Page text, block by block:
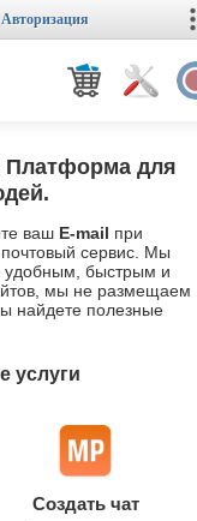
Авторизация
Платформа для
ваш E-mail при
почтовый сервис. Мы
удобным, быстрым и
мы не размещаем
найдете полезные
услуги
Создать чат